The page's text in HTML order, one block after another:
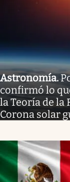
Astronomía.
confirmó lo
la Teoría de la
Corona solar